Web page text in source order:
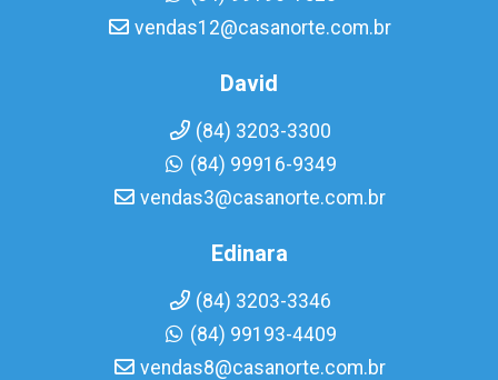
vendas12@casanorte.com.br
David
(84) 3203-3300
(84) 99916-9349
vendas3@casanorte.com.br
Edinara
(84) 3203-3346
(84) 99193-4409
vendas8@casanorte.com.br